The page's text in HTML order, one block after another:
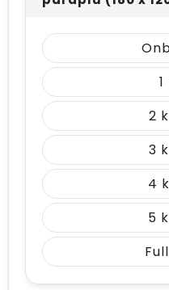
1
2
3
4
5